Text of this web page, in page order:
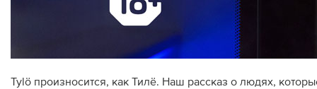
Tylö произносится, как Тилё. Наш рассказ о людях,